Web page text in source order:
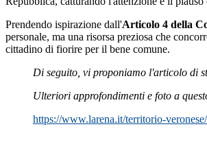
Prendendo ispirazione dall'Articolo 4 della
personale, ma una risorsa preziosa che
cittadino di fiorire per il bene comune.
Di seguito, vi proponiamo l'articolo di
Ulteriori approfondimenti e foto a
https://www.larena.it/territorio-